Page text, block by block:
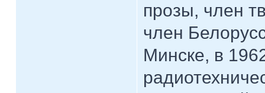
прозы, член
член
Минске, в